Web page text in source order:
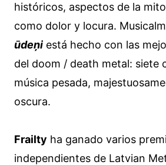
históricos, aspectos de la
como dolor y locura.
ūdeņi está hecho con las
del doom / death metal: siete
música pesada,
oscura.
Frailty ha ganado varios
independientes de Latvian